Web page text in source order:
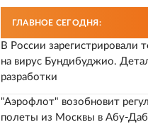
ГЛАВНОЕ СЕГОДНЯ:
В России зарегистрировали
на вирус Бундибуджио.
разработки
"Аэрофлот" возобновит
полеты из Москвы в Абу-